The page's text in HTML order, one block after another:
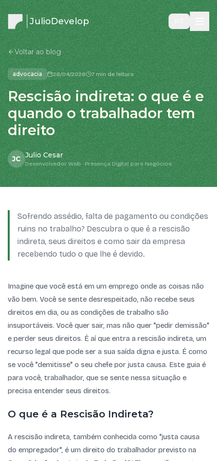
JulioDevelop
Voltar ao blog
advocacia 28/04/2026 7 min de leitura
Rescisão indireta: o que é e
quando o trabalhador tem
direito
JC Julio Cesar
Desenvolvedor Web · Presença Digital para Negócios
Sofrendo assédio, falta de pagamento ou condições
ruins no trabalho? Descubra o que é a rescisão
indireta, seus direitos e como sair da empresa
recebendo tudo o que lhe é devido.
Imagine que você está em um emprego onde as coisas não
vão bem. Você se sente desrespeitado, não recebe seus
direitos em dia, ou as condições de trabalho são
insuportáveis. Você quer sair, mas não quer "pedir demissão"
e perder seus direitos. É aí que entra a rescisão indireta, um
recurso legal que pode ser a sua saída digna e justa. É como
se você "demitisse" o seu chefe por justa causa. Este guia é
para você, trabalhador, que se sente nessa situação e
precisa entender seus direitos.
O que é a Rescisão Indireta?
A rescisão indireta, também conhecida como "justa causa
do empregador", é um direito do trabalhador previsto na